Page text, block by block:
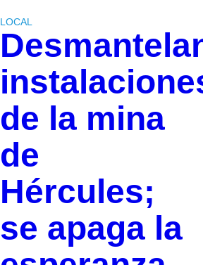
LOCAL
de la mina
de
Hércules;
se apaga la